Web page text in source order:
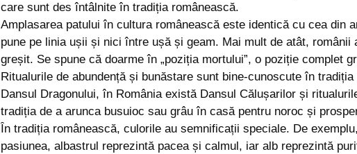
care sunt des întâlnite în tradiția românească.
Amplasarea patului în cultura românească este identică cu cea din
pune pe linia ușii și nici între ușă și geam. Mai mult de atât, românii
greșit. Se spune că doarme în „poziția mortului”, o poziție complet
Ritualurile de abundență și bunăstare sunt bine-cunoscute în
Dansul Dragonului, în România există Dansul Călușarilor și
tradiția de a arunca busuioc sau grâu în casă pentru noroc și
În tradiția românească, culorile au semnificații speciale. De
pasiunea, albastrul reprezintă pacea și calmul, iar alb reprezintă